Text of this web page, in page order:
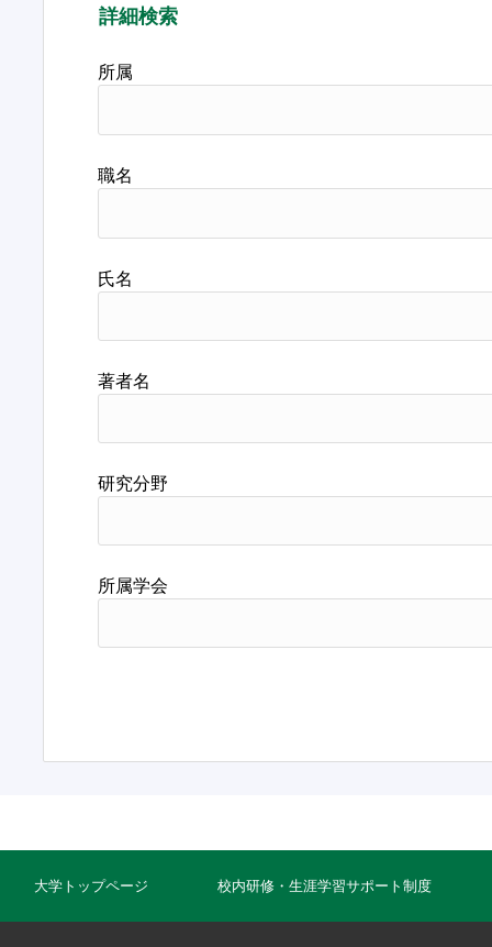
詳細検索
所属
職名
氏名
著者名
研究分野
所属学会
大学トップページ 校内研修・生涯学習サポート制度